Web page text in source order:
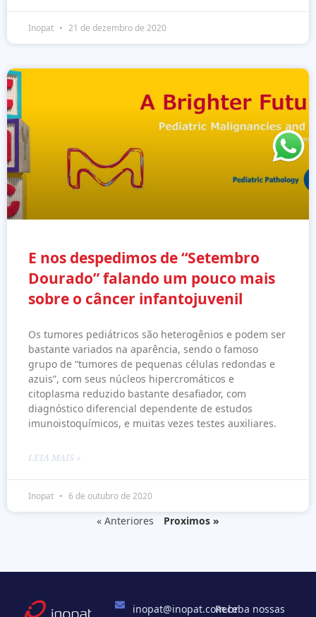
Inopat 21 de dezembro de 2020
E nos despedimos de “Setembro
Dourado” falando um pouco mais
sobre o câncer infantojuvenil
Os tumores pediátricos são heterogênios e podem ser
bastante variados na aparência, sendo o famoso
grupo de “tumores de pequenas células redondas e
azuis”, com seus núcleos hipercromáticos e
citoplasma reduzido bastante desafiador, com
diagnóstico diferencial dependente de estudos
imunoistoquímicos, e muitas vezes testes auxiliares.
LEIA MAIS »
Inopat 6 de outubro de 2020
« Anteriores Proximos »
inopat@inopat.com.brReceba nossas